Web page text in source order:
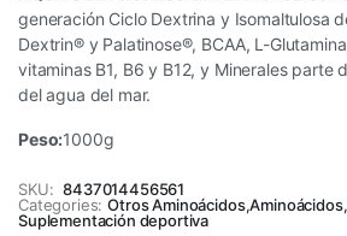
generación Ciclo Dextrina y Isomaltulosa
Dextrin® y Palatinose®, BCAA, L-
vitaminas B1, B6 y B12, y Minerales parte
del agua del mar.
Peso:1000g
SKU: 8437014456561
Categories: Otros Aminoácidos,Aminoácidos,
Suplementación deportiva